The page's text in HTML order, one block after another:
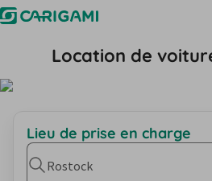
Location de
Lieu de prise en charge
Rostock